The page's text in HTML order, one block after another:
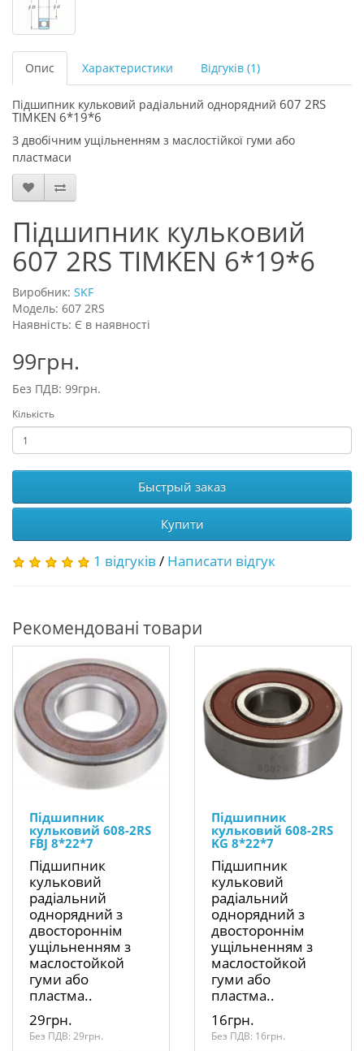
Опис Характеристики Відгуків (1)
Підшипник кульковий радіальний однорядний 607 2RS
TIMKEN 6*19*6
З двобічним ущільненням з маслостійкої гуми або
пластмаси
Підшипник кульковий
607 2RS TIMKEN 6*19*6
Виробник: SKF
Модель: 607 2RS
Наявність: Є в наявності
99грн.
Без ПДВ: 99грн.
Кількість
Быстрый заказ
Купити
1 відгуків / Написати відгук
Рекомендовані товари
Підшипник
кульковий 608-2RS
FBJ 8*22*7
Підшипник
кульковий
радіальний
однорядний з
двостороннім
ущільненням з
маслостойкой
гуми або
пластма..
29грн.
Без ПДВ: 29грн.
Підшипник
кульковий 608-2RS
KG 8*22*7
Підшипник
кульковий
радіальний
однорядний з
двостороннім
ущільненням з
маслостойкой
гуми або
пластма..
16грн.
Без ПДВ: 16грн.